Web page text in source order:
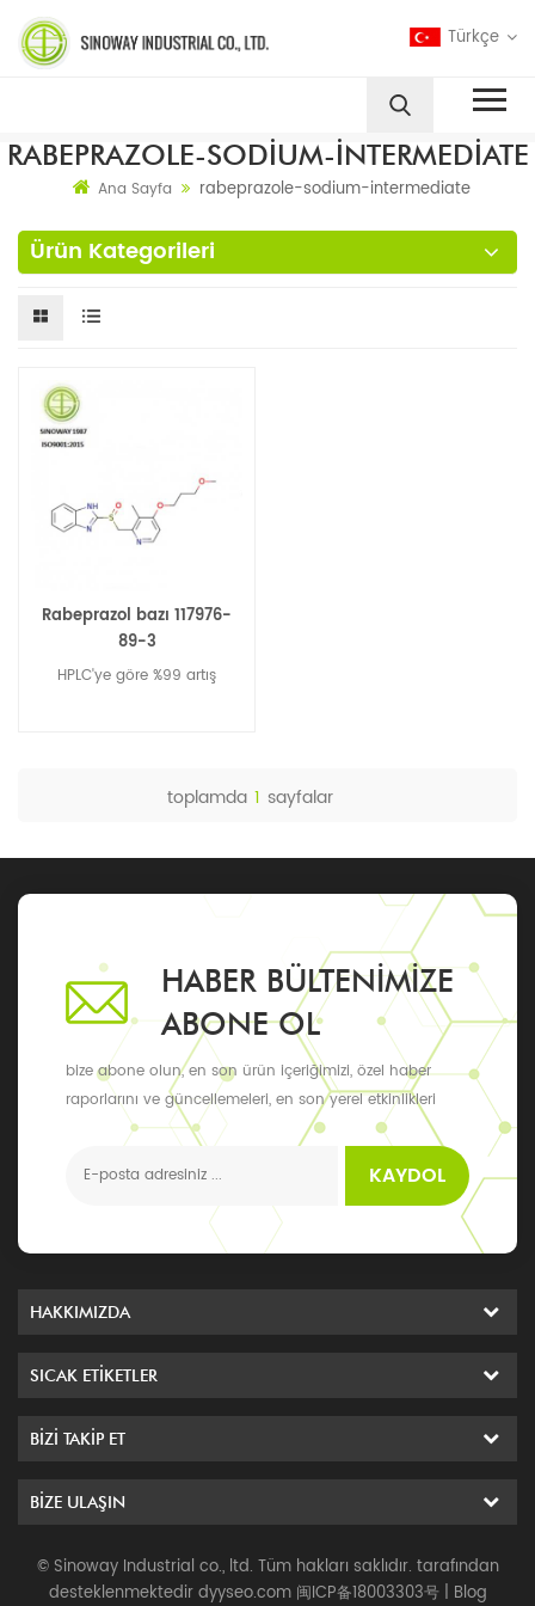
Türkçe
RABEPRAZOLE-SODIUM-INTERMEDIATE
Ana Sayfa rabeprazole-sodium-intermediate
Ürün Kategorileri
Rabeprazol bazı 117976-
89-3
HPLC'ye göre %99 artış
toplamda 1 sayfalar
HABER BÜLTENIMIZE
ABONE OL
bize abone olun, en son ürün içeriğimizi, özel haber
raporlarını ve güncellemeleri, en son yerel etkinlikleri
alabilirsiniz
KAYDOL
HAKKIMIZDA
SICAK ETIKETLER
BIZI TAKIP ET
BIZE ULAŞIN
© Sinoway Industrial co., ltd. Tüm hakları saklıdır. tarafından
desteklenmektedirdyyseo.com 闽ICP备18003303号| Blog